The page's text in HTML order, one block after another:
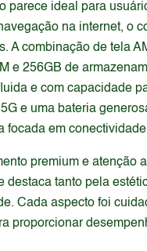
parece ideal para
na internet, o
A combinação de tela
e 256GB de
e com capacidade
e uma bateria
focada em
premium e atenção
destaca tanto pela
Cada aspecto foi
proporcionar